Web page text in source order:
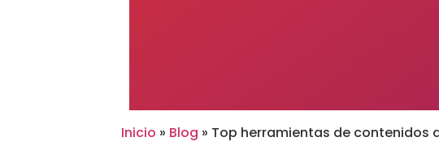
Inicio » Blog » Top herramientas de contenidos